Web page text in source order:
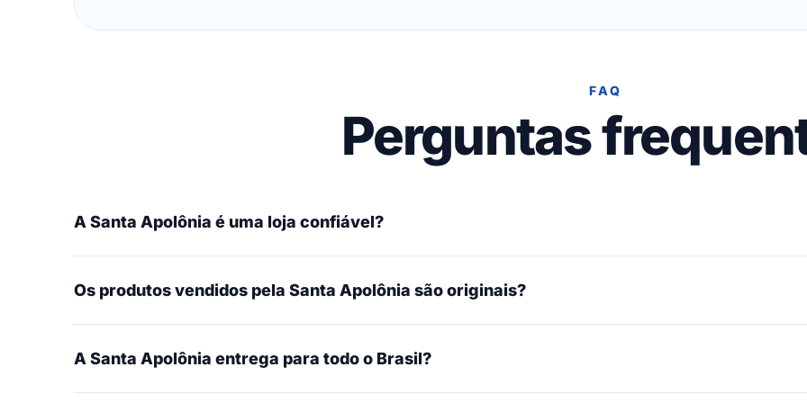
FAQ
Perguntas
A Santa Apolônia é uma loja confiável?
Os produtos vendidos pela Santa Apolônia são originais?
A Santa Apolônia entrega para todo o Brasil?